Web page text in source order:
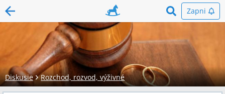
Zapni
Diskusie Rozchod, rozvod, výživné